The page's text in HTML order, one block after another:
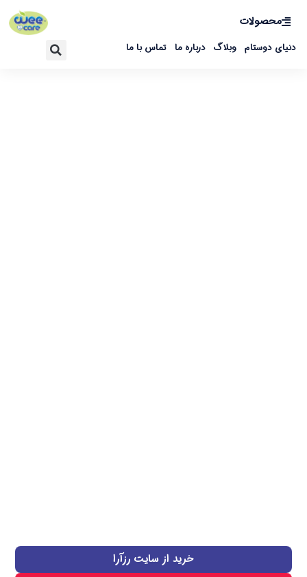
محصولات
دنیای دوستام وبلاگ درباره ما تماس با ما
خرید از سایت رزآرا